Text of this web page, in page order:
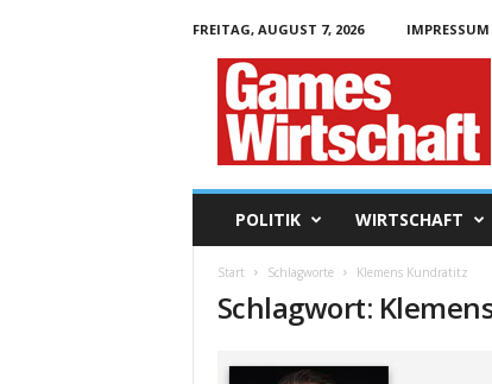
FREITAG, AUGUST 7, 2026 IMPRESSUM
POLITIK WIRTSCHAFT
Start Schlagworte Klemens Kundratitz
Schlagwort: